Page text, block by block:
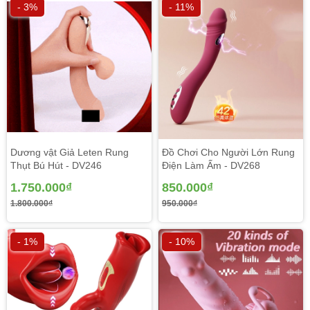
Vệ sinh dương vật giả dây đeo cho nam sậm màu có rung
- 3%
Dương vật Giả Leten Rung
Thụt Bú Hút - DV246
1.750.000₫
1.800.000₫
- 11%
Đồ Chơi Cho Người Lớn Rung
Điện Làm Ấm - DV268
850.000₫
950.000₫
- 1% - 10%